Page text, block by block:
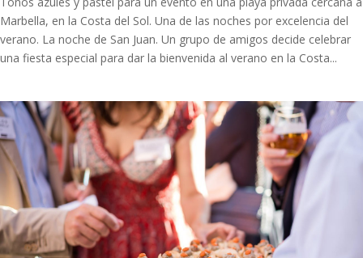
Marbella, en la Costa del Sol. Una de las noches por excelencia del
verano. La noche de San Juan. Un grupo de amigos decide celebrar
una fiesta especial para dar la bienvenida al verano en la Costa...